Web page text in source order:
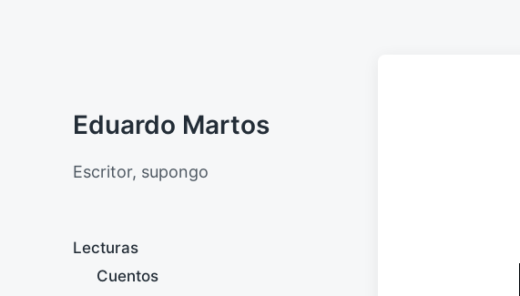
Eduardo Martos
Escritor, supongo
Lecturas
Cuentos